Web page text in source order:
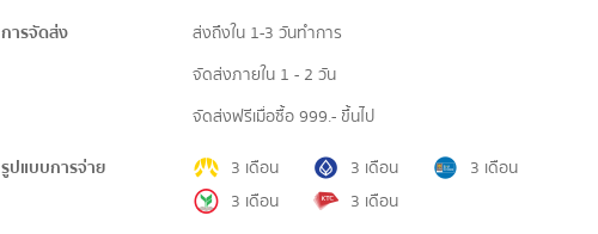
การจัดส่ง
ส่งถึงใน 1-3 วันทำการ
จัดส่งภายใน 1 - 2 วัน
จัดส่งฟรีเมื่อซื้อ 999.- ขึ้นไป
รูปแบบการจ่าย
3 เดือน 3 เดือน
3 เดือน
3 เดือน
3 เดือน